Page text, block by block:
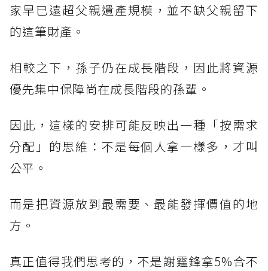
家早已遠超父親遺產規模，並不缺父親留下
的這筆財產。
相較之下，孫子仍在成長階段，因此將資源
優先集中保障尚在成長階段的孫輩。
因此，這樣的安排可能反映出一種「按需求
分配」的思維：不是每個人拿一樣多，才叫
公平。
而是把資源放到最需要、最能發揮價值的地
方。
真正值得我們思考的，不是謝霆鋒拿5%合不